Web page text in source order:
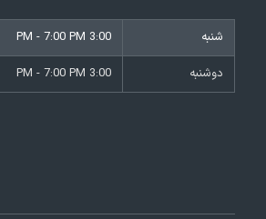
شنبه
3:00 PM - 7:00 PM
دوشنبه
3:00 PM - 7:00 PM